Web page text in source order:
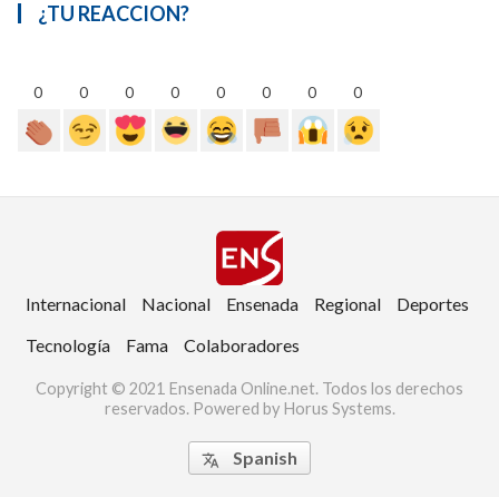
¿TU REACCION?
0 0 0 0 0 0 0 0
Internacional Nacional Ensenada Regional
Deportes
Tecnología
Fama Colaboradores
Copyright © 2021 Ensenada Online.net. Todos los derechos
reservados. Powered by Horus Systems.
 Spanish